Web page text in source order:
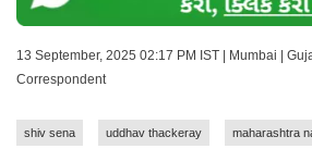
13 September, 2025 02:17 PM IST | Mumbai |
Correspondent
shiv sena uddhav thackeray maharashtra